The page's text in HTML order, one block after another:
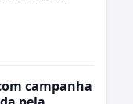
campanha